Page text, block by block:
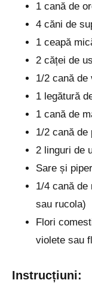
1 cană de
4 căni de
1 ceapă
2 căței de
1/2 cană de
1 legătură
1 cană de
1/2 cană de
2 linguri de
Sare și
1/4 cană de
sau rucola)
Flori
violete sau
Instrucțiuni: